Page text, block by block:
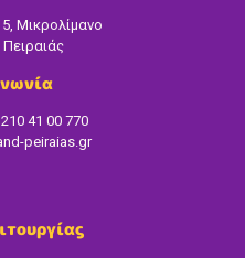
Μικρολίμανο
41 00 770
peiraias.gr